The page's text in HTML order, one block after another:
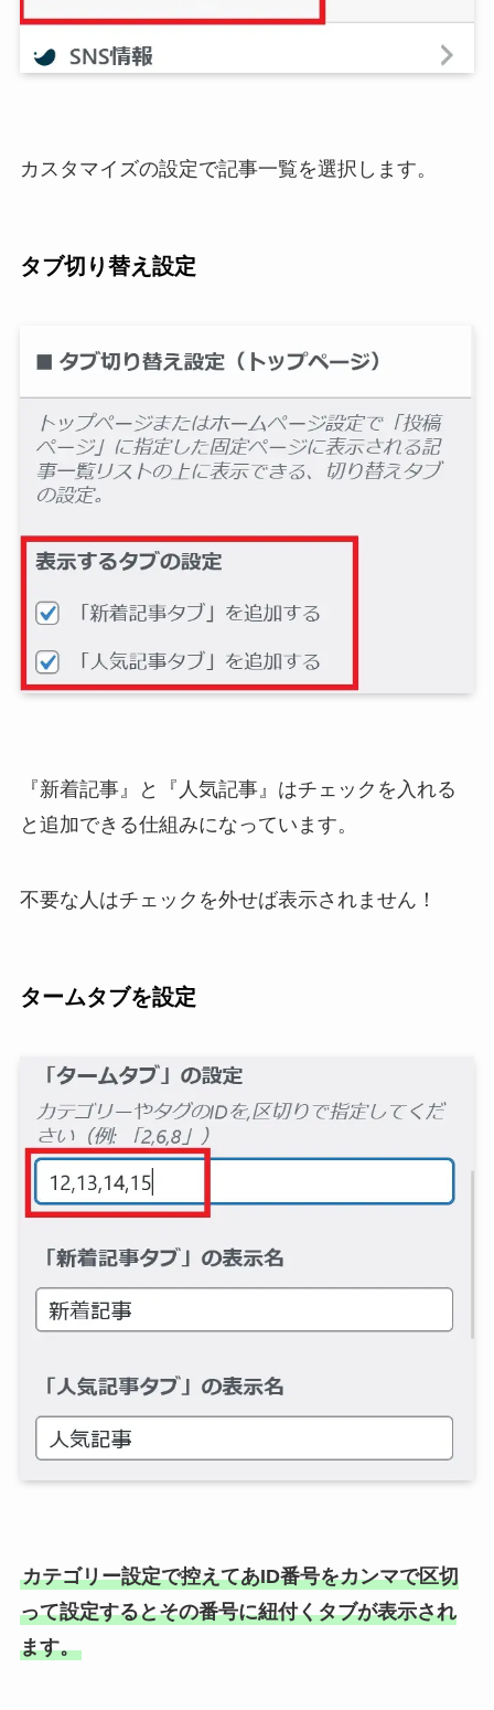
カスタマイズの設定で記事一覧を選択します。
タブ切り替え設定
『新着記事』と『人気記事』はチェックを入れる
と追加できる仕組みになっています。
不要な人はチェックを外せば表示されません！
タームタブを設定
カテゴリー設定で控えてあID番号をカンマで区切
って設定するとその番号に紐付くタブが表示され
ます。